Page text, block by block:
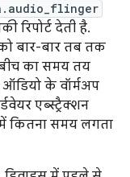
देती है.
बार-बार तब तक
का समय तय
के वॉर्मअप
एब्स्ट्रैक्शन
में कितना समय लगता